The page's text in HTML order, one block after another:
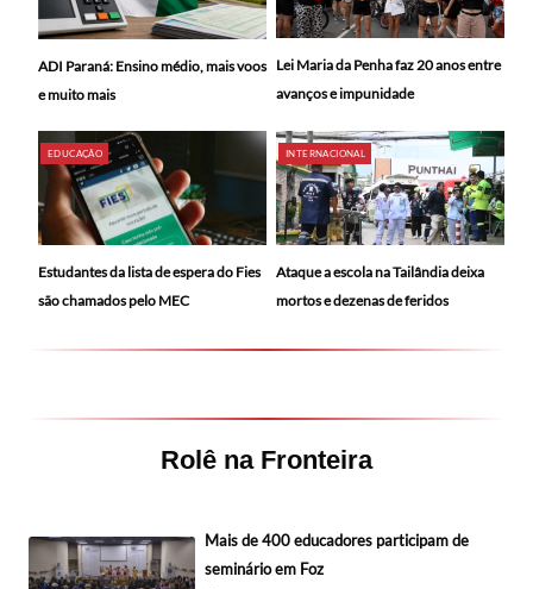
ADI Paraná: Ensino médio, mais voos
e muito mais
Lei Maria da Penha faz 20 anos entre
avanços e impunidade
EDUCAÇÃO
Estudantes da lista de espera do Fies
são chamados pelo MEC
INTERNACIONAL
Ataque a escola na Tailândia deixa
mortos e dezenas de feridos
Rolê na Fronteira
Mais de 400 educadores participam de
seminário em Foz